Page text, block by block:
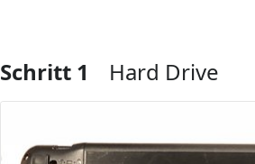
Schritt 1 Hard Drive